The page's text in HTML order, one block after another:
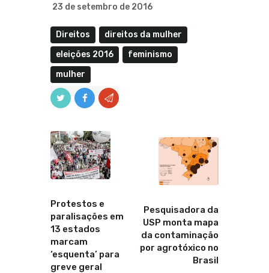
23 de setembro de 2016
Direitos
direitos da mulher
eleições 2016
feminismo
mulher
Protestos e
paralisações em
13 estados
marcam
‘esquenta’ para
greve geral
Pesquisadora da
USP monta mapa
da contaminação
por agrotóxico no
Brasil